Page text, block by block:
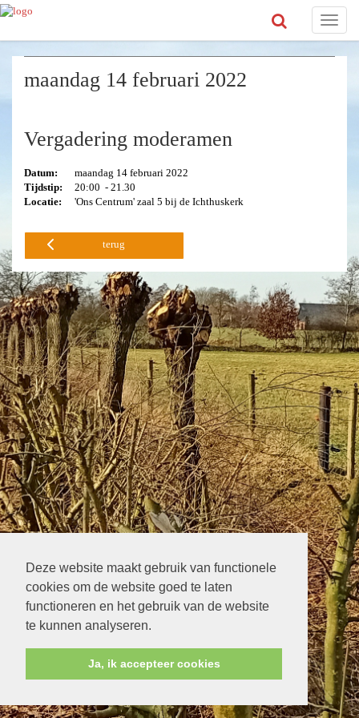
Deze website maakt gebruik van functionele
cookies om de website goed te laten
functioneren en het gebruik van de website
te kunnen analyseren.
Ja, ik accepteer cookies
Toggle
maandag 14 februari 2022
Vergadering moderamen
Datum:
maandag 14 februari 2022
Tijdstip:
20:00 - 21.30
Locatie:
'Ons Centrum' zaal 5 bij de Ichthuskerk
terug